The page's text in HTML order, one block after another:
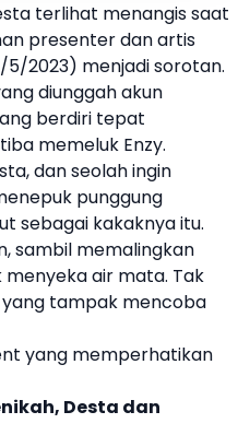
terlihat menangis saat
presenter dan artis
5/2023) menjadi sorotan.
diunggah akun
berdiri tepat
memeluk Enzy.
dan seolah ingin
punggung
sebagai kakaknya itu.
sambil memalingkan
menyeka air mata. Tak
tampak mencoba
yang memperhatikan
Desta dan